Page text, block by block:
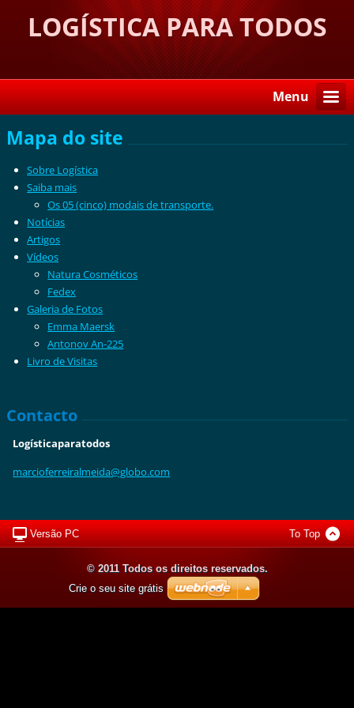
LOGÍSTICA PARA TODOS
Menu
Mapa do site
Sobre Logística
Saiba mais
Os 05 (cinco) modais de transporte.
Notícias
Artigos
Vídeos
Natura Cosméticos
Fedex
Galeria de Fotos
Emma Maersk
Antonov An-225
Livro de Visitas
Contacto
Logísticaparatodos
marcioferreiralmeida@globo.com
Versão PC To Top
© 2011 Todos os direitos reservados.
Crie o seu site grátis